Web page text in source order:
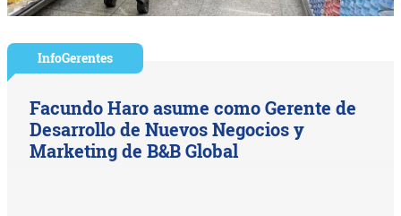
InfoGerentes
Facundo Haro asume como Gerente de
Desarrollo de Nuevos Negocios y
Marketing de B&B Global